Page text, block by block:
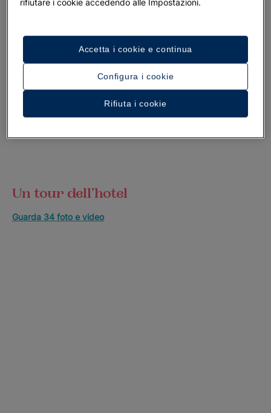
Un tour dell’hotel
Guarda 34 foto e video
rifiutare i cookie accedendo alle Impostazioni.
Configura i cookie
Rifiuta i cookie
Accetta i cookie e continua